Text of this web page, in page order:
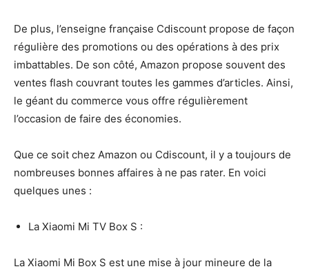
De plus, l’enseigne française Cdiscount propose de façon
régulière des promotions ou des opérations à des prix
imbattables. De son côté, Amazon propose souvent des
ventes flash couvrant toutes les gammes d’articles. Ainsi,
le géant du commerce vous offre régulièrement
l’occasion de faire des économies.
Que ce soit chez Amazon ou Cdiscount, il y a toujours de
nombreuses bonnes affaires à ne pas rater. En voici
quelques unes :
La Xiaomi Mi TV Box S :
La Xiaomi Mi Box S est une mise à jour mineure de la